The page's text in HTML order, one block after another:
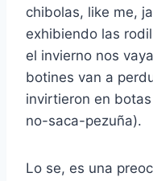
chibolas, like me,
exhibiendo las
el invierno nos
botines van a
invirtieron en
no-saca-pezuña).
Lo se, es una